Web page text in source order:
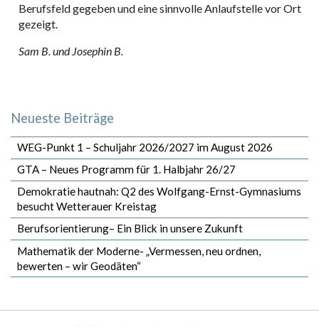
Berufsfeld gegeben und eine sinnvolle Anlaufstelle vor Ort
gezeigt.
Sam B. und Josephin B.
Neueste Beiträge
WEG-Punkt 1 – Schuljahr 2026/2027 im August 2026
GTA – Neues Programm für 1. Halbjahr 26/27
Demokratie hautnah: Q2 des Wolfgang-Ernst-Gymnasiums
besucht Wetterauer Kreistag
Berufsorientierung– Ein Blick in unsere Zukunft
Mathematik der Moderne- „Vermessen, neu ordnen,
bewerten – wir Geodäten“